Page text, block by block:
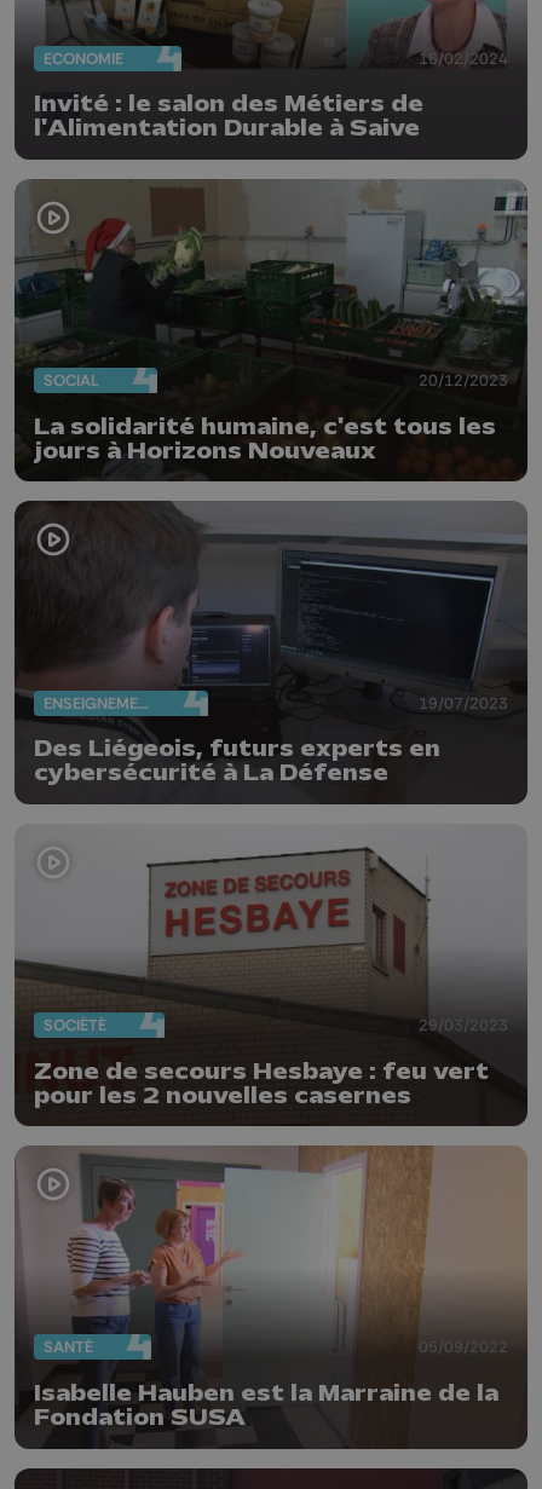
ECONOMIE 16/02/2024
Invité : le salon des Métiers de
l'Alimentation Durable à Saive
SOCIAL 20/12/2023
La solidarité humaine, c'est tous les
jours à Horizons Nouveaux
ENSEIGNEMENT 19/07/2023
Des Liégeois, futurs experts en
cybersécurité à La Défense
SOCIÉTÉ 29/03/2023
Zone de secours Hesbaye : feu vert
pour les 2 nouvelles casernes
SANTÉ 05/09/2022
Isabelle Hauben est la Marraine de la
Fondation SUSA